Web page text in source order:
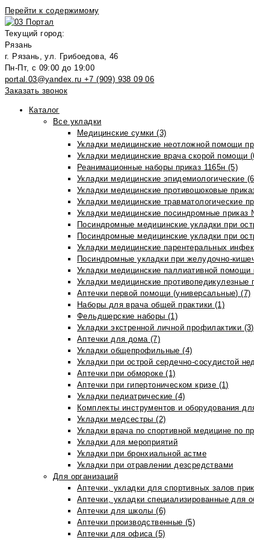
Перейти к содержимому
Текущий город:
Рязань
г. Рязань, ул. Грибоедова, 46
Пн-Пт, с 09:00 до 19:00
portal.03@yandex.ru +7 (909) 938 09 06
Заказать звонок
Каталог
Все укладки
Медицинские сумки (3)
Укладки медицинские неотложной помощи
Укладки медицинские врача скорой помощи
Реанимационные наборы приказ 1165н (5)
Укладки медицинские эпидемиологические
Укладки медицинские противошоковые
Укладки медицинские травматологические
Укладки медицинские посиндромные приказ
Посиндромные медицинские укладки при
Посиндромные медицинские укладки при
Укладки медицинские парентеральных
Посиндромные укладки при желудочно-
Укладки медицинские паллиативной
Укладки медицинские
Аптечки первой помощи (универсальные) (7)
Наборы для врача общей практики (1)
Фельдшерские наборы (1)
Укладки экстренной личной профилактики (3)
Аптечки для дома (7)
Укладки общепрофильные (4)
Укладки при острой сердечно-сосудистой
Аптечки при обмороке (1)
Аптечки при гипертоническом кризе (1)
Укладки педиатрические (4)
Комплекты инструментов и оборудования
Укладки медсестры (2)
Укладки врача по спортивной медицине по
Укладки для мероприятий
Укладки при бронхиальной астме
Укладки при отравлении дезсредствами
Для организаций
Аптечки, укладки для спортивных залов
Аптечки, укладки специализированные для
Аптечки для школы (6)
Аптечки производственные (5)
Аптечки для офиса (5)